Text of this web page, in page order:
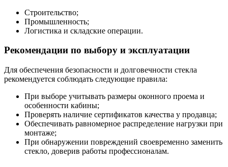
Строительство;
Промышленность;
Логистика и складские операции.
Рекомендации по выбору и эксплуатации
Для обеспечения безопасности и долговечности стекла
рекомендуется соблюдать следующие правила:
При выборе учитывать размеры оконного проема и
особенности кабины;
Проверять наличие сертификатов качества у продавца;
Обеспечивать равномерное распределение нагрузки при
монтаже;
При обнаружении повреждений своевременно заменить
стекло, доверив работы профессионалам.